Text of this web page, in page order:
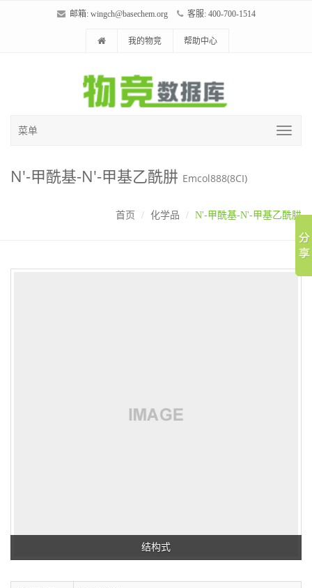
邮箱: wingch@basechem.org 客服: 400-700-1514
我的物竞 帮助中心
菜单
N'-甲酰基-N'-甲基乙酰肼 Emcol888(8CI)
首页 化学品 N'-甲酰基-N'-甲基乙酰肼
结构式